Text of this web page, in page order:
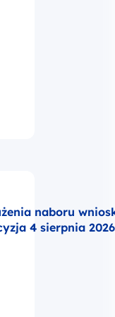
naboru
4 sierpnia